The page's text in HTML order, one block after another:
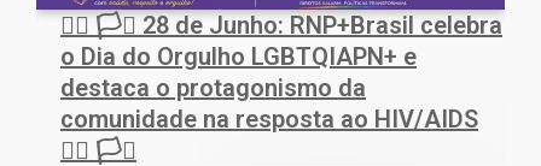
🏳️‍🌈 🏳️‍⚧️ 28 de Junho: RNP+Brasil celebra
o Dia do Orgulho LGBTQIAPN+ e
destaca o protagonismo da
comunidade na resposta ao HIV/AIDS
🏳️‍🌈 🏳️‍⚧️